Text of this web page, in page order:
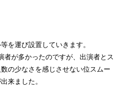
を運び設置していきます。
者が多かったのですが、出演者とス
の少なさを感じさせない位スムー
来ました。